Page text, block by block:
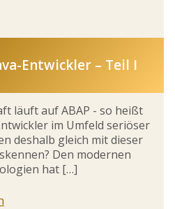
Entwickler – Teil I
läuft auf ABAP - so heißt
im Umfeld seriöser
deshalb gleich mit dieser
Den modernen
hat […]